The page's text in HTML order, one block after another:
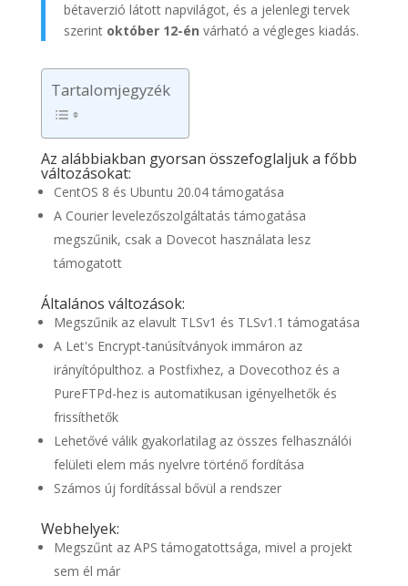
bétaverzió látott napvilágot, és a jelenlegi tervek
szerint október 12-én várható a végleges kiadás.
Tartalomjegyzék
Az alábbiakban gyorsan összefoglaljuk a főbb
változásokat:
CentOS 8 és Ubuntu 20.04 támogatása
A Courier levelezőszolgáltatás támogatása
megszűnik, csak a Dovecot használata lesz
támogatott
Általános változások:
Megszűnik az elavult TLSv1 és TLSv1.1 támogatása
A Let's Encrypt-tanúsítványok immáron az
irányítópulthoz. a Postfixhez, a Dovecothoz és a
PureFTPd-hez is automatikusan igényelhetők és
frissíthetők
Lehetővé válik gyakorlatilag az összes felhasználói
felületi elem más nyelvre történő fordítása
Számos új fordítással bővül a rendszer
Webhelyek:
Megszűnt az APS támogatottsága, mivel a projekt
sem él már